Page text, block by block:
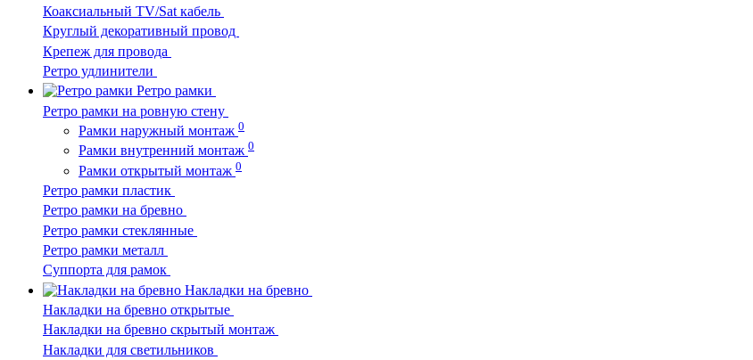
Коаксиальный TV/Sat кабель
Круглый декоративный провод
Крепеж для провода
Ретро удлинители
Ретро рамки
Ретро рамки на ровную стену
Рамки наружный монтаж 0
Рамки внутренний монтаж 0
Рамки открытый монтаж 0
Ретро рамки пластик
Ретро рамки на бревно
Ретро рамки стеклянные
Ретро рамки металл
Суппорта для рамок
Накладки на бревно
Накладки на бревно открытые
Накладки на бревно скрытый монтаж
Накладки для светильников